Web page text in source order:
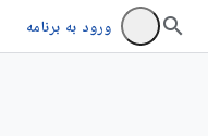
ورود به برنامه